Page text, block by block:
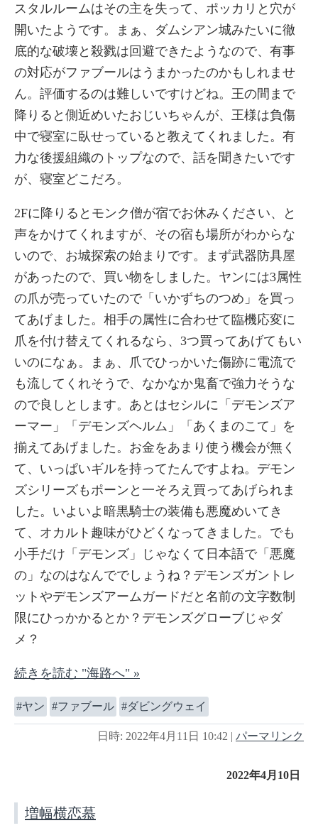
スタルルームはその主を失って、ポッカリと穴が
開いたようです。まぁ、ダムシアン城みたいに徹
底的な破壊と殺戮は回避できたようなので、有事
の対応がファブールはうまかったのかもしれませ
ん。評価するのは難しいですけどね。王の間まで
降りると側近めいたおじいちゃんが、王様は負傷
中で寝室に臥せっていると教えてくれました。有
力な後援組織のトップなので、話を聞きたいです
が、寝室どこだろ。
2Fに降りるとモンク僧が宿でお休みください、と
声をかけてくれますが、その宿も場所がわからな
いので、お城探索の始まりです。まず武器防具屋
があったので、買い物をしました。ヤンには3属性
の爪が売っていたので「いかずちのつめ」を買っ
てあげました。相手の属性に合わせて臨機応変に
爪を付け替えてくれるなら、3つ買ってあげてもい
いのになぁ。まぁ、爪でひっかいた傷跡に電流で
も流してくれそうで、なかなか鬼畜で強力そうな
ので良しとします。あとはセシルに「デモンズア
ーマー」「デモンズヘルム」「あくまのこて」を
揃えてあげました。お金をあまり使う機会が無く
て、いっぱいギルを持ってたんですよね。デモン
ズシリーズもポーンと一そろえ買ってあげられま
した。いよいよ暗黒騎士の装備も悪魔めいてき
て、オカルト趣味がひどくなってきました。でも
小手だけ「デモンズ」じゃなくて日本語で「悪魔
の」なのはなんででしょうね？デモンズガントレ
ットやデモンズアームガードだと名前の文字数制
限にひっかかるとか？デモンズグローブじゃダ
メ？
続きを読む "海路へ" »
ヤン ファブール ダビングウェイ
日時: 2022年4月11日 10:42 | パーマリンク
2022年4月10日
増幅横恋慕